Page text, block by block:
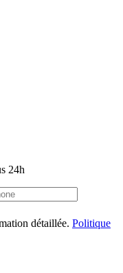
24h
détaillée. Politique